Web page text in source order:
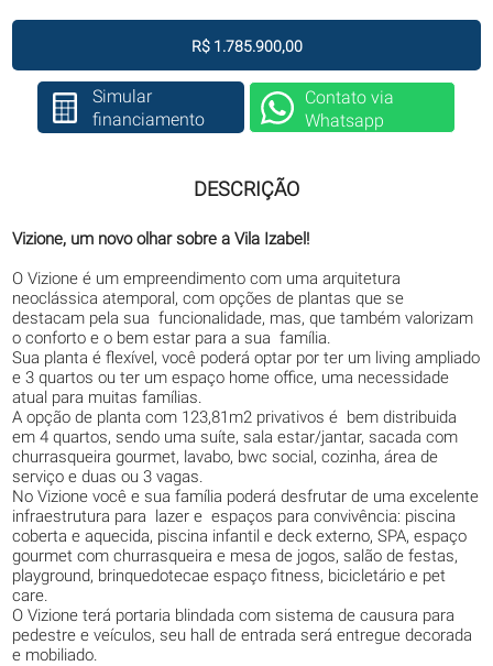
R$ 1.785.900,00
Simular
financiamento
Contato via
Whatsapp
DESCRIÇÃO
Vizione, um novo olhar sobre a Vila Izabel!
O Vizione é um empreendimento com uma arquitetura
neoclássica atemporal, com opções de plantas que se
destacam pela sua funcionalidade, mas, que também valorizam
o conforto e o bem estar para a sua família.
Sua planta é flexível, você poderá optar por ter um living ampliado
e 3 quartos ou ter um espaço home office, uma necessidade
atual para muitas famílias.
A opção de planta com 123,81m2 privativos é bem distribuida
em 4 quartos, sendo uma suíte, sala estar/jantar, sacada com
churrasqueira gourmet, lavabo, bwc social, cozinha, área de
serviço e duas ou 3 vagas.
No Vizione você e sua família poderá desfrutar de uma excelente
infraestrutura para lazer e espaços para convivência: piscina
coberta e aquecida, piscina infantil e deck externo, SPA, espaço
gourmet com churrasqueira e mesa de jogos, salão de festas,
playground, brinquedotecae espaço fitness, bicicletário e pet
care.
O Vizione terá portaria blindada com sistema de causura para
pedestre e veículos, seu hall de entrada será entregue decorada
e mobiliado.